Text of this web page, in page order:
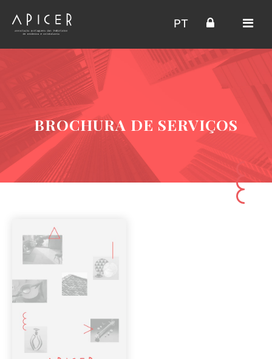
PT
BROCHURA DE SERVIÇOS